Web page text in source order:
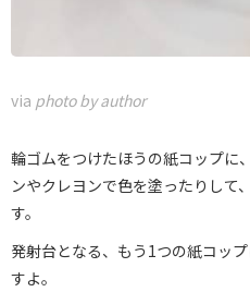
via photo by author
輪ゴムをつけたほうの紙コップに
ンやクレヨンで色を塗ったりして
す。
発射台となる、もう1つの紙コッ
すよ。